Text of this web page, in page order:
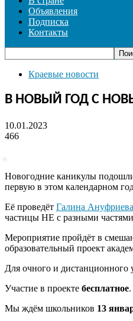
Объявления
Подписка
Контакты
Краевые новости
В НОВЫЙ ГОД С
10.01.2023
466
Новогодние каникулы
первую в этом календарном
Её проведёт Галина Ануфриева
частицы НЕ с разными частями
Мероприятие пройдёт в
образовательный проект
Для очного и дистанционного
Участие в проекте бесплатное.
Мы ждём школьников 13